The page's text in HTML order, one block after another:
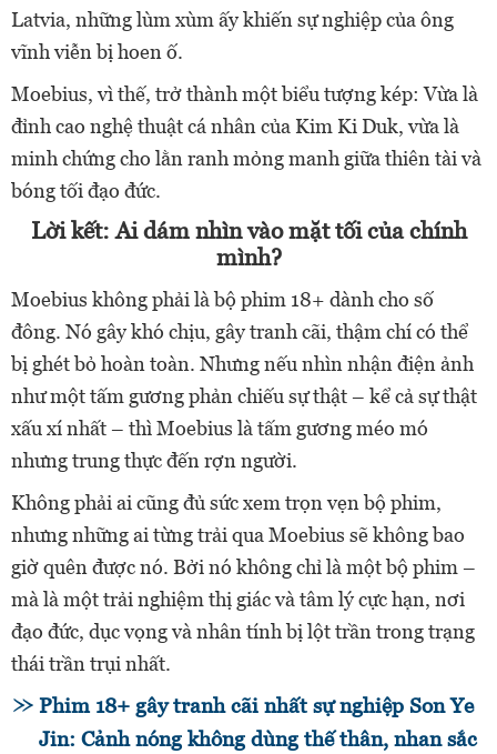
Latvia, những lùm xùm ấy khiến sự nghiệp của ông
vĩnh viễn bị hoen ố.
Moebius, vì thế, trở thành một biểu tượng kép: Vừa là
đỉnh cao nghệ thuật cá nhân của Kim Ki Duk, vừa là
minh chứng cho lằn ranh mỏng manh giữa thiên tài và
bóng tối đạo đức.
Lời kết: Ai dám nhìn vào mặt tối của chính
mình?
Moebius không phải là bộ phim 18+ dành cho số
đông. Nó gây khó chịu, gây tranh cãi, thậm chí có thể
bị ghét bỏ hoàn toàn. Nhưng nếu nhìn nhận điện ảnh
như một tấm gương phản chiếu sự thật – kể cả sự thật
xấu xí nhất – thì Moebius là tấm gương méo mó
nhưng trung thực đến rợn người.
Không phải ai cũng đủ sức xem trọn vẹn bộ phim,
nhưng những ai từng trải qua Moebius sẽ không bao
giờ quên được nó. Bởi nó không chỉ là một bộ phim –
mà là một trải nghiệm thị giác và tâm lý cực hạn, nơi
đạo đức, dục vọng và nhân tính bị lột trần trong trạng
thái trần trụi nhất.
Phim 18+ gây tranh cãi nhất sự nghiệp Son Ye
Jin: Cảnh nóng không dùng thế thân, nhan sắc